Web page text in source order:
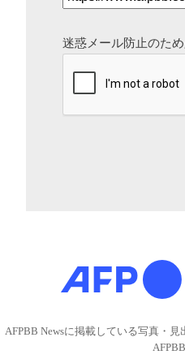
迷惑メール防止のた
AFPBB Newsに掲載している写真・